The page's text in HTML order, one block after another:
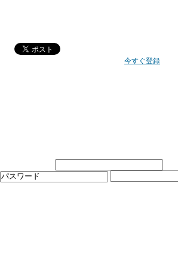
今すぐ登録